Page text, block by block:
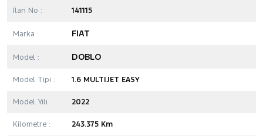
İlan No : 141115
Marka : FIAT
Model : DOBLO
Model Tipi : 1.6 MULTIJET EASY
Model Yılı : 2022
Kilometre : 243.375 Km